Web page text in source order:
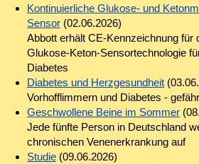
Kontinuierliche Glukose- und
Sensor(02.06.2026)
Abbott erhält CE-Kennzeichnung für
Glukose-Keton-Sensortechnologie
Diabetes
Diabetes und Herzgesundheit
Vorhofflimmern und Diabetes -
Geschwollene Beine im Sommer
Jede fünfte Person in Deutschland
chronischen Venenerkrankung auf
Studie(09.06.2026)